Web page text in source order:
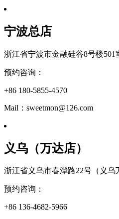
宁波总店
浙江省宁波市金融硅谷8号楼501
预约咨询：
+86 180-5855-4570
Mail：sweetmon@126.com
义乌（万达店）
浙江省义乌市春潭路22号（义乌
预约咨询：
+86 136-4682-5966